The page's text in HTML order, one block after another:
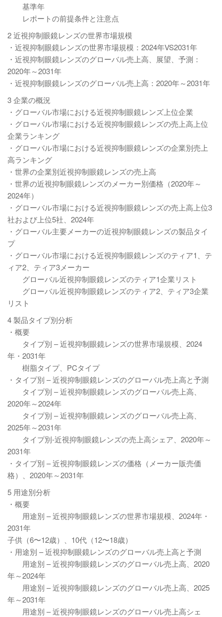
基準年
レポートの前提条件と注意点
2 近視抑制眼鏡レンズの世界市場規模
・近視抑制眼鏡レンズの世界市場規模：2024年VS2031年
・近視抑制眼鏡レンズのグローバル売上高、展望、予測：
2020年～2031年
・近視抑制眼鏡レンズのグローバル売上高：2020年～2031年
3 企業の概況
・グローバル市場における近視抑制眼鏡レンズ上位企業
・グローバル市場における近視抑制眼鏡レンズの売上高上位
企業ランキング
・グローバル市場における近視抑制眼鏡レンズの企業別売上
高ランキング
・世界の企業別近視抑制眼鏡レンズの売上高
・世界の近視抑制眼鏡レンズのメーカー別価格（2020年～
2024年）
・グローバル市場における近視抑制眼鏡レンズの売上高上位3
社および上位5社、2024年
・グローバル主要メーカーの近視抑制眼鏡レンズの製品タイ
プ
・グローバル市場における近視抑制眼鏡レンズのティア1、テ
ィア2、ティア3メーカー
グローバル近視抑制眼鏡レンズのティア1企業リスト
グローバル近視抑制眼鏡レンズのティア2、ティア3企業
リスト
4 製品タイプ別分析
・概要
タイプ別 – 近視抑制眼鏡レンズの世界市場規模、2024
年・2031年
樹脂タイプ、PCタイプ
・タイプ別 – 近視抑制眼鏡レンズのグローバル売上高と予測
タイプ別 – 近視抑制眼鏡レンズのグローバル売上高、
2020年～2024年
タイプ別 – 近視抑制眼鏡レンズのグローバル売上高、
2025年～2031年
タイプ別-近視抑制眼鏡レンズの売上高シェア、2020年～
2031年
・タイプ別 – 近視抑制眼鏡レンズの価格（メーカー販売価
格）、2020年～2031年
5 用途別分析
・概要
用途別 – 近視抑制眼鏡レンズの世界市場規模、2024年・
2031年
子供（6〜12歳）、10代（12〜18歳）
・用途別 – 近視抑制眼鏡レンズのグローバル売上高と予測
用途別 – 近視抑制眼鏡レンズのグローバル売上高、2020
年～2024年
用途別 – 近視抑制眼鏡レンズのグローバル売上高、2025
年～2031年
用途別 – 近視抑制眼鏡レンズのグローバル売上高シェ